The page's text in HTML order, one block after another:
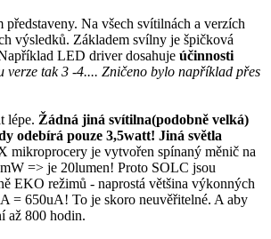
Na všech svítilnách a verzích
výsledků. Základem svílny je špičková
LED driver dosahuje účinnosti
verze tak 3 -4.... Zničeno bylo například přes
lépe. Žádná jiná svítilna(podobně velká)
odebírá pouze 3,5watt! Jiná světla
mikroprocery je vytvořen spínaný měnič na
=> je 20lumen! Proto SOLC jsou
EKO režimů - naprostá většina výkonných
= 650uA! To je skoro neuvěřitelné. A aby
až 800 hodin.